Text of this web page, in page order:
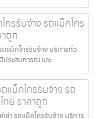
ครรับจ้าง รถแม็คโคร
ถูก
ถแม็คโครรับจ้าง บริการทั่ว
ประสบการณ์ และ
แม็คโครรับจ้าง รถ
ทย ราคาถูก
ช่า รถแม็คโครรับจ้าง บริการ